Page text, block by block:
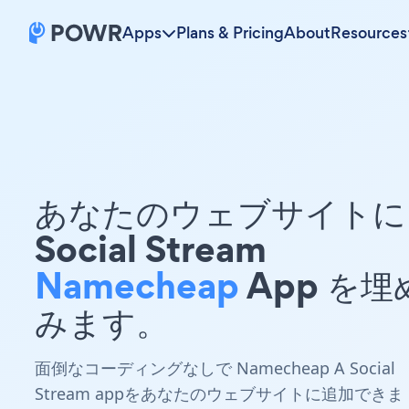
Apps Plans & PricingAboutResources
あなたのウェブサイト
Social Stream
NamecheapApp を埋
みます。
面倒なコーディングなしで Namecheap A Social
Stream appをあなたのウェブサイトに追加できま